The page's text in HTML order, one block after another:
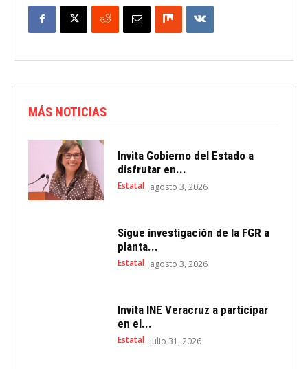
MÁS NOTICIAS
Invita Gobierno del Estado a
disfrutar en...
Estatal agosto 3, 2026
Sigue investigación de la FGR a
planta...
Estatal agosto 3, 2026
Invita INE Veracruz a participar
en el...
Estatal julio 31, 2026